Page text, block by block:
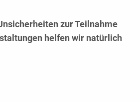
zur Teilnahme
helfen wir natürlich